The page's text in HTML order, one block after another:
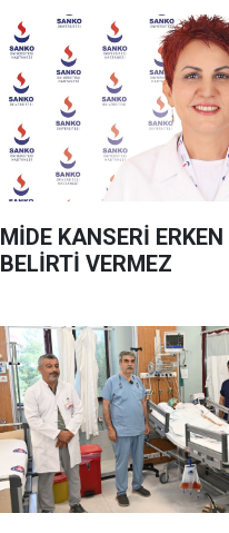
MİDE KANSERİ ERKEN
BELİRTİ VERMEZ